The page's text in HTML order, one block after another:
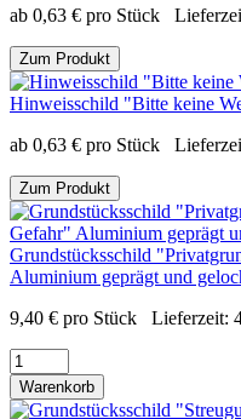
ab 0,63 € pro Stück
Zum Produkt
Hinweisschild "Bitte keine
ab 0,63 € pro Stück
Zum Produkt
Grundstücksschild
Aluminium geprägt und
9,40 € pro Stück Lieferzeit:
Warenkorb